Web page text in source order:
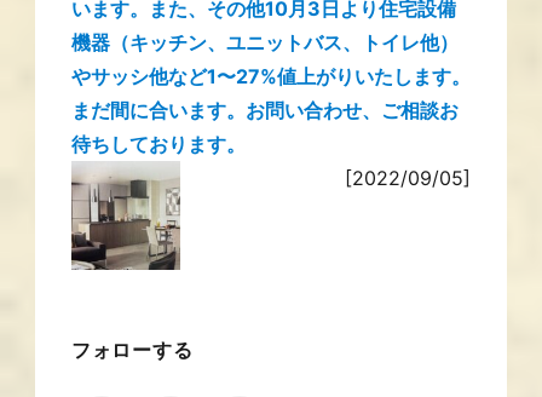
います。また、その他10月3日より住宅設備
機器（キッチン、ユニットバス、トイレ他）
やサッシ他など1〜27%値上がりいたします。
まだ間に合います。お問い合わせ、ご相談お
待ちしております。
[2022/09/05]
フォローする